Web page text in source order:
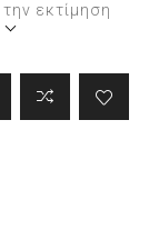
εκτίμηση